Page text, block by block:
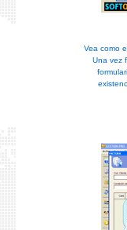
Vea como
Una vez